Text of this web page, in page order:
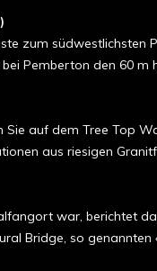
zum südwestlichsten
Pemberton den 60
auf dem Tree Top
aus riesigen
war, berichtet
Bridge, so